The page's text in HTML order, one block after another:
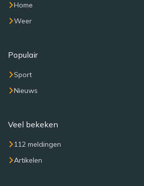
Home
Weer
Populair
Sport
Nieuws
Veel bekeken
112 meldingen
Artikelen